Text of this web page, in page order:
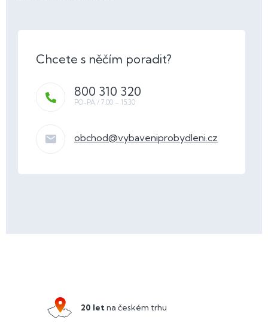
obchod@vybaveniprobydleni.cz
800 310 320
20 let na českém trhu